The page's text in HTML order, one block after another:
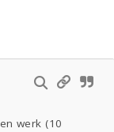
werk (10